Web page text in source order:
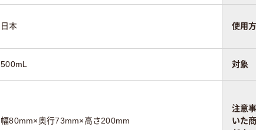
日本 使用
500mL 対象
幅80mm×奥行73mm×高さ200mm
注意
いた